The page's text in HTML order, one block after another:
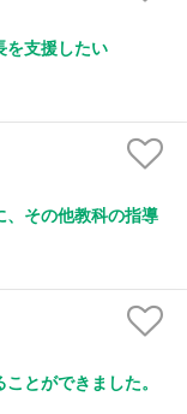
を支援したい
、その他教科の指導
とができました。